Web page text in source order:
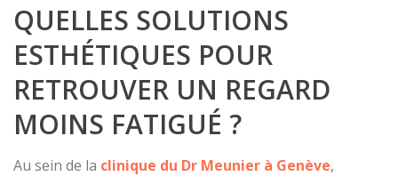
QUELLES SOLUTIONS
ESTHÉTIQUES POUR
RETROUVER UN REGARD
MOINS FATIGUÉ ?
Au sein de la clinique du Dr Meunier à Genève,